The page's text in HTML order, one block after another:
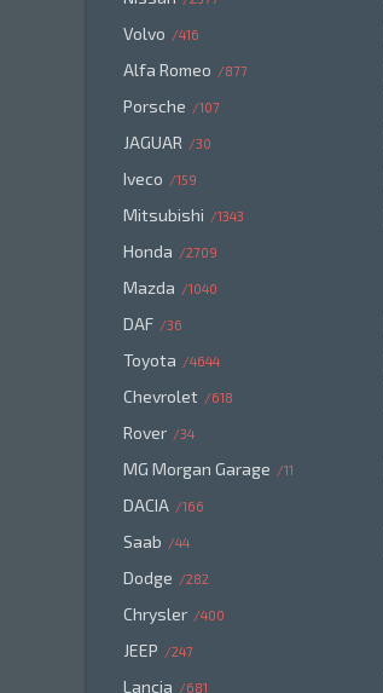
Volvo 416
Alfa Romeo 877
Porsche 107
JAGUAR 30
Iveco 159
Mitsubishi 1343
Honda 2709
Mazda 1040
DAF 36
Toyota 4644
Chevrolet 618
Rover 34
MG Morgan Garage 11
DACIA 166
Saab 44
Dodge 282
Chrysler 400
JEEP 247
Lancia 681